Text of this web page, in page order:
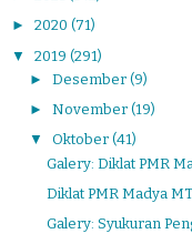
► 2020 (71)
▼ 2019 (291)
► Desember (9)
► November (19)
▼ Oktober (41)
Galery: Diklat PMR
Diklat PMR Madya
Galery: Syukuran